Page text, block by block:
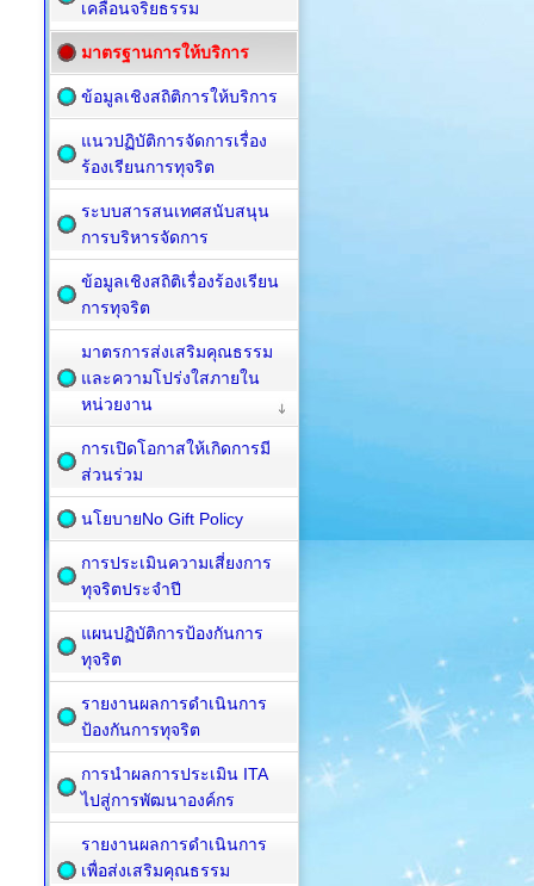
เคลื่อนจริยธรรม
มาตรฐานการให้บริการ
ข้อมูลเชิงสถิติการให้บริการ
แนวปฏิบัติการจัดการเรื่อง
ร้องเรียนการทุจริต
ระบบสารสนเทศสนับสนุน
การบริหารจัดการ
ข้อมูลเชิงสถิติเรื่องร้องเรียน
การทุจริต
มาตรการส่งเสริมคุณธรรม
และความโปร่งใสภายใน
หน่วยงาน
การเปิดโอกาสให้เกิดการมี
ส่วนร่วม
นโยบายNo Gift Policy
การประเมินความเสี่ยงการ
ทุจริตประจำปี
แผนปฏิบัติการป้องกันการ
ทุจริต
รายงานผลการดำเนินการ
ป้องกันการทุจริต
การนำผลการประเมิน ITA
ไปสู่การพัฒนาองค์กร
รายงานผลการดำเนินการ
เพื่อส่งเสริมคุณธรรม